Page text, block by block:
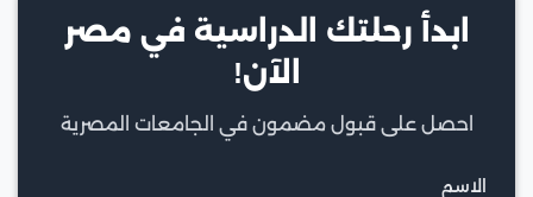
ابدأ رحلتك الدراسية في مصر
الآن!
احصل على قبول مضمون في الجامعات المصرية
الاسم